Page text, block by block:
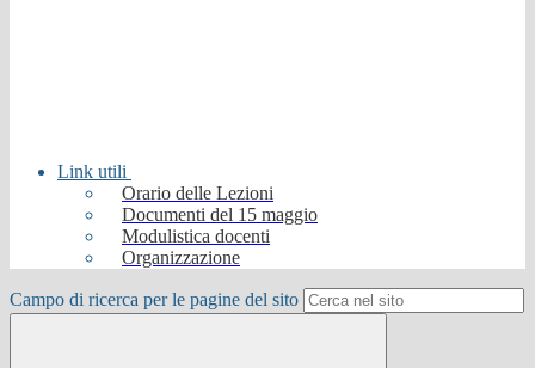
Link utili
Orario delle Lezioni
Documenti del 15 maggio
Modulistica docenti
Organizzazione
Campo di ricerca per le pagine del sito